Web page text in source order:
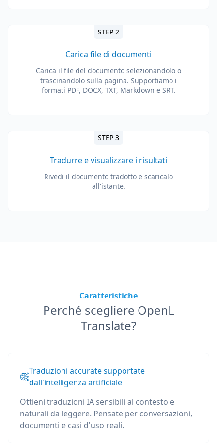
STEP 2
Carica file di documenti
Carica il file del documento selezionandolo o
trascinandolo sulla pagina. Supportiamo i
formati PDF, DOCX, TXT, Markdown e SRT.
STEP 3
Tradurre e visualizzare i risultati
Rivedi il documento tradotto e scaricalo
all'istante.
Caratteristiche
Perché scegliere OpenL
Translate?
Traduzioni accurate supportate
dall'intelligenza artificiale
Ottieni traduzioni IA sensibili al contesto e
naturali da leggere. Pensate per conversazioni,
documenti e casi d'uso reali.